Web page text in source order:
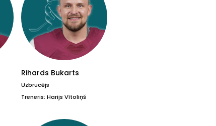
Rihards Bukarts
Uzbrucējs
Treneris: Harijs Vītoliņš